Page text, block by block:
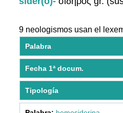
9 neologismos usan el
Palabra
Fecha 1ª docum.
Tipología